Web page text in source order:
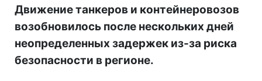
Движение танкеров и контейнеровозов
возобновилось после нескольких дней
неопределенных задержек из-за риска
безопасности в регионе.